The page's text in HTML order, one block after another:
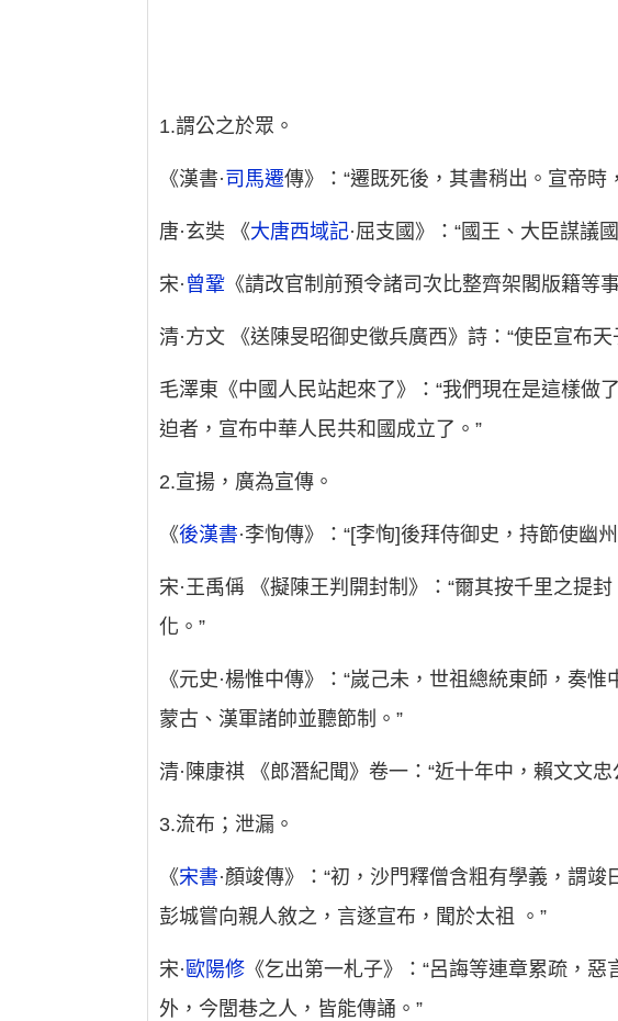
1.謂公之於眾。
《漢書·司馬遷傳》：“遷既死後，其書稍出。宣帝
唐·玄奘 《大唐西域記·屈支國》：“國王、大臣謀議
宋· 曾鞏 《請改官制前預令諸司次比整齊架閣版籍等
清·方文 《送陳旻昭御史徵兵廣西》詩：“使臣宣布
毛澤東《中國人民站起來了》：“我們現在是這樣做
迫者，宣布中華人民共和國成立了。”
2.宣揚，廣為宣傳。
《後漢書·李恂傳》：“[李恂]後拜侍御史，持節使幽
宋·王禹偁 《擬陳王判開封制》：“爾其按千里之提
化。”
《元史·楊惟中傳》：“嵗己未，世祖總統東師，奏
蒙古、漢軍諸帥並聽節制。”
清·陳康祺 《郎潛紀聞》卷一：“近十年中，賴文文
3.流布；泄漏。
《宋書·顏竣傳》：“初，沙門釋僧含粗有學義，謂
彭城嘗向親人敘之，言遂宣布，聞於太祖 。”
宋·歐陽修 《乞出第一札子》：“呂誨等連章累疏，
外，今閭巷之人，皆能傳誦。”